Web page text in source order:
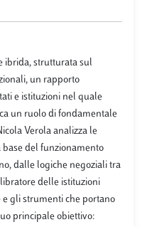
ibrida, strutturata sul
un rapporto
e istituzioni nel quale
un ruolo di fondamentale
Verola analizza le
del funzionamento
dalle logiche negoziali tra
delle istituzioni
e gli strumenti che portano
principale obiettivo: